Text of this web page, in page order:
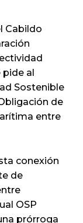
Cabildo
al
Sostenible
de
entre
conexión
de
OSP
prórroga